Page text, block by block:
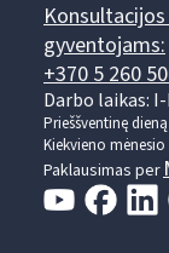
gyventojams:
+370 5 260
Darbo laikas: I-
Prieššventinę
Kiekvieno
Paklausimas per